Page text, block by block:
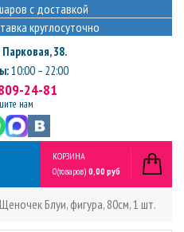
с доставкой
круглосуточно
Парковая, 38.
10:00 – 22:00
24-81
нам
КОРЗИНА
0(товаров) 0,00 руб
Щеночек Блуи, фигура, 80см, 1 шт.